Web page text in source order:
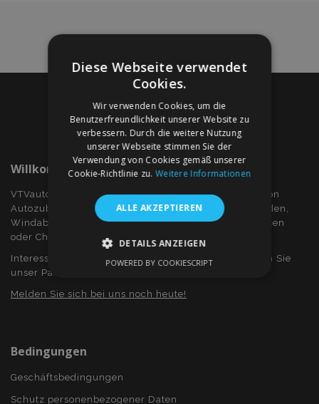
Willkommen Bei VTVauto.at
VTVauto ist ein Einzelhändler und ein Großhändler von
Autozubehör wie z.B.: Radkappen, bzw. Radzierblenden,
Windabweiser für Seitenfenster, Sitzbezüge, Fuβmatten
oder Chromrahmen und Chromabdeckung...
Interessieren Sie sich für Dropshiping? Oder möchten Sie
unser Partner werden?
Melden Sie sich bei uns noch heute!
Bedingungen
Geschäftsbedingungen
Schutz personenbezogener Daten
Diese Webseite verwendet
Cookies.
Wir verwenden Cookies, um die
Benutzerfreundlichkeit unserer Website zu
verbessern. Durch die weitere Nutzung
unserer Webseite stimmen Sie der
Verwendung von Cookies gemäß unserer
Cookie-Richtlinie zu.Weitere Informationen
ALLE AKZEPTIEREN
DETAILS ANZEIGEN
PERFORMANCE
Unbedingt erforderlich
POWERED BY COOKIESCRIPT